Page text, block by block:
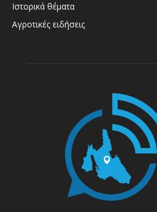
Ιστορικά θέματα
Αγροτικές ειδήσεις